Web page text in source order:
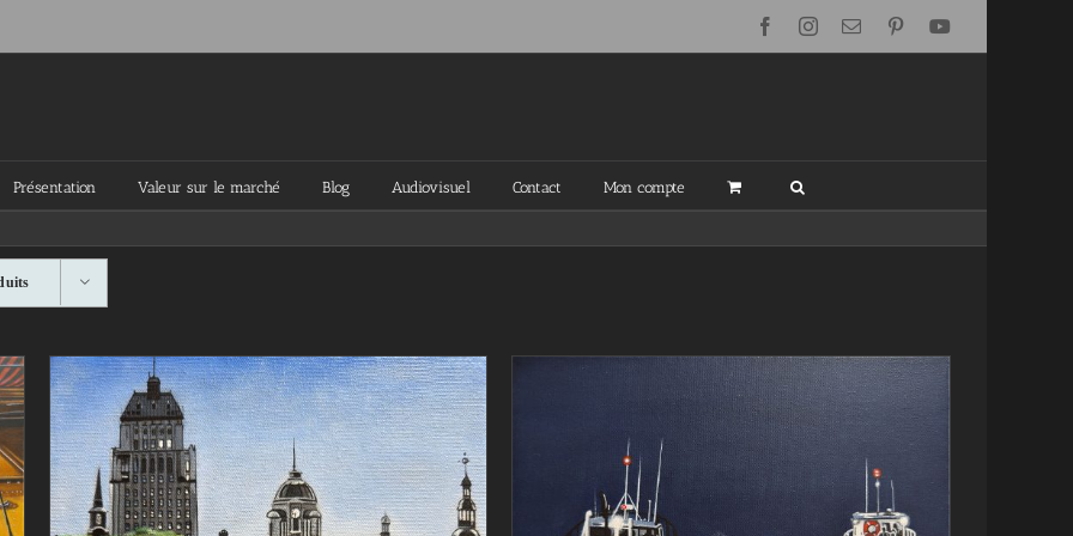
FacebookInstagram
Email Pinterest
Présentation Valeur sur le marché Blog Audiovisuel Contact Mon compte